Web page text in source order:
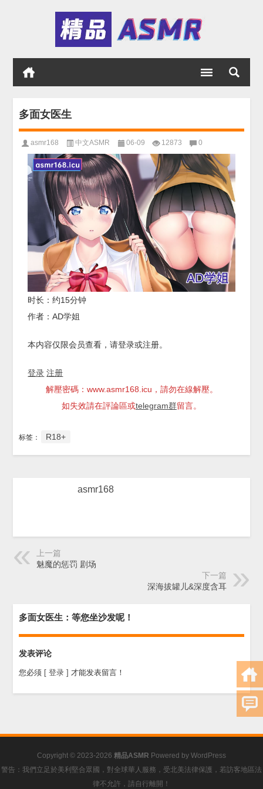
多面女医生
asmr168 中文ASMR 06-09 12873 0
时长：约15分钟
作者：AD学姐
本内容仅限会员查看，请登录或注册。
登录 注册
解壓密碼：www.asmr168.icu，請勿在線解壓。
如失效請在評論區或telegram群留言。
标签： R18+
asmr168
上一篇
魅魔的惩罚 剧场
下一篇
深海拔罐儿&深度含耳
多面女医生：等您坐沙发呢！
发表评论
您必须 [ 登录 ] 才能发表留言！
Copyright © 2023-2026 精品ASMR Powered by WordPress
警告：我們立足於美利堅合眾國，對全球華人服務，受北美法律保護，若訪客地區法
律不允許，請自行離開！